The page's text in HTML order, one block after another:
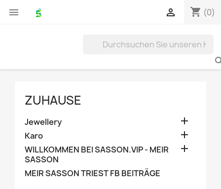
 shopping_cart (0)

ZUHAUSE
Jewellery 
Karo 
WILLKOMMEN BEI SASSON.VIP - MEIR
SASSON

MEIR SASSON TRIEST FB BEITRÄGE